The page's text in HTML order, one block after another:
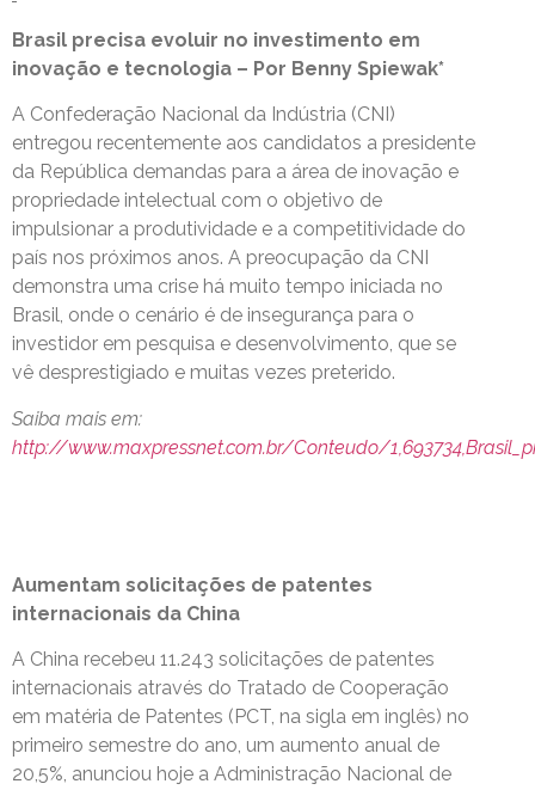
Brasil precisa evoluir no investimento em
inovação e tecnologia – Por Benny Spiewak*
A Confederação Nacional da Indústria (CNI)
entregou recentemente aos candidatos a presidente
da República demandas para a área de inovação e
propriedade intelectual com o objetivo de
impulsionar a produtividade e a competitividade do
país nos próximos anos. A preocupação da CNI
demonstra uma crise há muito tempo iniciada no
Brasil, onde o cenário é de insegurança para o
investidor em pesquisa e desenvolvimento, que se
vê desprestigiado e muitas vezes preterido.
Saiba mais em:
http://www.maxpressnet.com.br/Conteudo/
Aumentam solicitações de patentes
internacionais da China
A China recebeu 11.243 solicitações de patentes
internacionais através do Tratado de Cooperação
em matéria de Patentes (PCT, na sigla em inglês) no
primeiro semestre do ano, um aumento anual de
20,5%, anunciou hoje a Administração Nacional de